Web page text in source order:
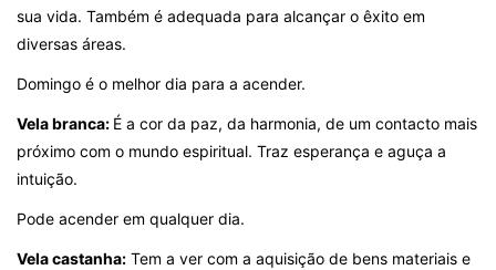
sua vida. Também é adequada para alcançar o êxito em
diversas áreas.
Domingo é o melhor dia para a acender.
Vela branca: É a cor da paz, da harmonia, de um contacto mais
próximo com o mundo espiritual. Traz esperança e aguça a
intuição.
Pode acender em qualquer dia.
Vela castanha: Tem a ver com a aquisição de bens materiais e